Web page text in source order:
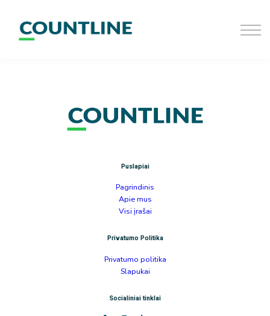
Puslapiai
Pagrindinis
Apie mus
Visi įrašai
Privatumo Politika
Privatumo politika
Slapukai
Socialiniai tinklai